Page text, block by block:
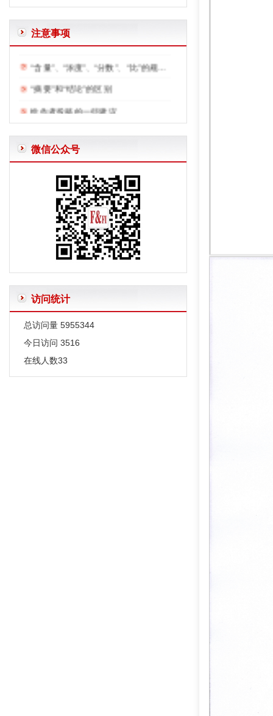
注意事项
体例规范
英文文题及摘要写作要求
正确使用表格中的空白—和0
有关微生物名称的一些说明
微信公众号
访问统计
总访问量 5955344
今日访问 3516
在线人数33